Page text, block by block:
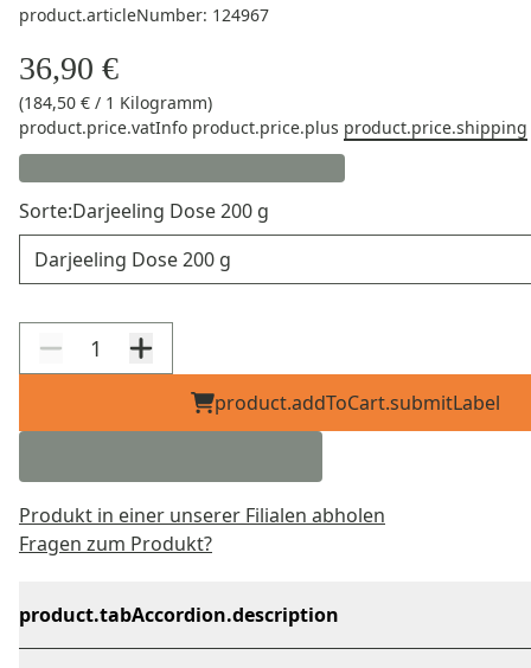
product.articleNumber: 124967
36,90 €
(184,50 € / 1 Kilogramm)
product.price.vatInfo product.price.plus product.price.shipping
Sorte:Darjeeling Dose 200 g
product.addToCart.submitLabel
Produkt in einer unserer Filialen abholen
Fragen zum Produkt?
product.tabAccordion.description